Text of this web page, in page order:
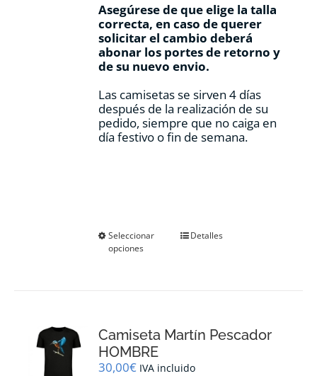
Asegúrese de que elige la talla
correcta, en caso de querer
solicitar el cambio deberá
abonar los portes de retorno y
de su nuevo envio.
Las camisetas se sirven 4 días
después de la realización de su
pedido, siempre que no caiga en
día festivo o fin de semana.
Seleccionar
opciones
Este
se
elegir
Detalles
Camiseta Martín Pescador
HOMBRE
30,00€ IVA incluido